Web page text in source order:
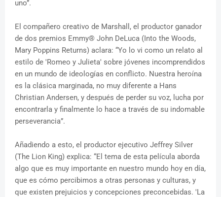
uno”.
El compañero creativo de Marshall, el productor ganador
de dos premios Emmy® John DeLuca (Into the Woods,
Mary Poppins Returns) aclara: “Yo lo vi como un relato al
estilo de 'Romeo y Julieta' sobre jóvenes incomprendidos
en un mundo de ideologías en conflicto. Nuestra heroína
es la clásica marginada, no muy diferente a Hans
Christian Andersen, y después de perder su voz, lucha por
encontrarla y finalmente lo hace a través de su indomable
perseverancia”.
Añadiendo a esto, el productor ejecutivo Jeffrey Silver
(The Lion King) explica: “El tema de esta película aborda
algo que es muy importante en nuestro mundo hoy en día,
que es cómo percibimos a otras personas y culturas, y
que existen prejuicios y concepciones preconcebidas. 'La